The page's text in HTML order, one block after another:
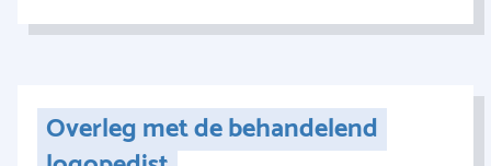
Overleg met de behandelend